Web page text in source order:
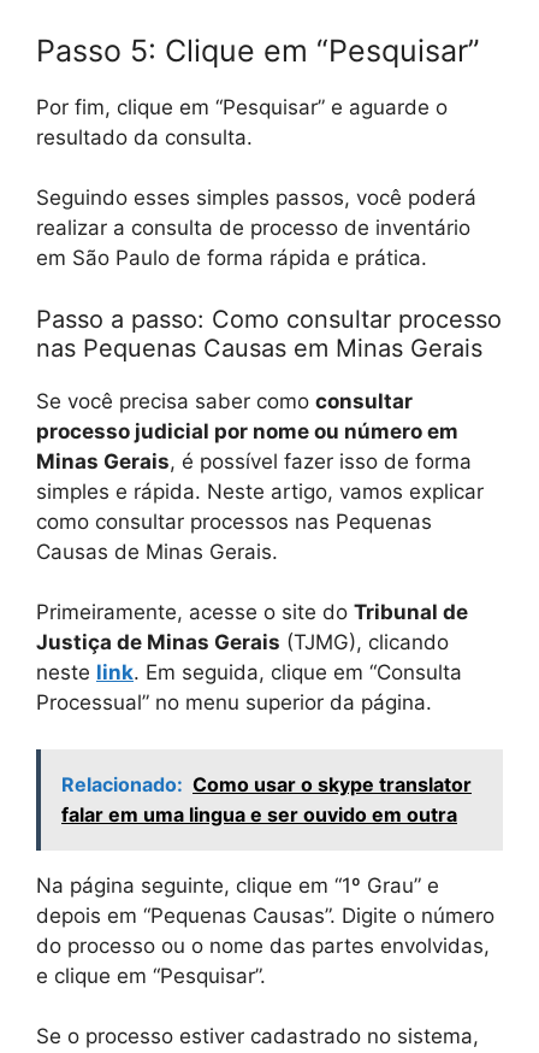
Passo 5: Clique em “Pesquisar”
Por fim, clique em “Pesquisar” e aguarde o
resultado da consulta.
Seguindo esses simples passos, você poderá
realizar a consulta de processo de inventário
em São Paulo de forma rápida e prática.
Passo a passo: Como consultar processo
nas Pequenas Causas em Minas Gerais
Se você precisa saber como consultar
processo judicial por nome ou número em
Minas Gerais, é possível fazer isso de forma
simples e rápida. Neste artigo, vamos explicar
como consultar processos nas Pequenas
Causas de Minas Gerais.
Primeiramente, acesse o site do Tribunal de
Justiça de Minas Gerais (TJMG), clicando
neste link. Em seguida, clique em “Consulta
Processual” no menu superior da página.
Relacionado: Como usar o skype translator
falar em uma lingua e ser ouvido em outra
Na página seguinte, clique em “1º Grau” e
depois em “Pequenas Causas”. Digite o número
do processo ou o nome das partes envolvidas,
e clique em “Pesquisar”.
Se o processo estiver cadastrado no sistema,